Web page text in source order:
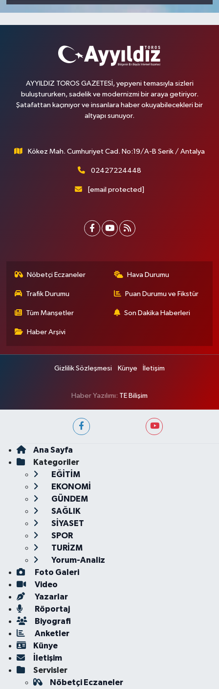
AYYILDIZ TOROS GAZETESİ, yepyeni temasıyla sizleri
buluştururken, sadelik ve modernizmi bir araya getiriyor.
Şatafattan kaçınıyor ve insanlara haber okuyabilecekleri bir
altyapı sunuyor.
Kökez Mah. Cumhuriyet Cad. No:19/A-B Serik / Antalya
02427224448
[email protected]
Nöbetçi Eczaneler Hava Durumu
Trafik Durumu Puan Durumu ve Fikstür
Tüm Manşetler Son Dakika Haberleri
Haber Arşivi
Gizlilik Sözleşmesi Künye İletişim
Haber Yazılımı: TE Bilişim
Ana Sayfa
Kategoriler
EĞİTİM
EKONOMİ
GÜNDEM
SAĞLIK
SİYASET
SPOR
TURİZM
Yorum-Analiz
Foto Galeri
Video
Yazarlar
Röportaj
Biyografi
Anketler
Künye
İletişim
Servisler
Nöbetçi Eczaneler